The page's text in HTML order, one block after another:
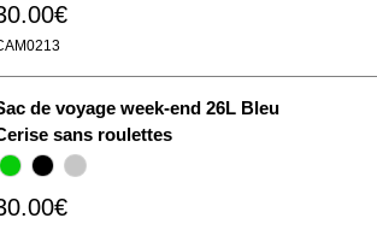
de voyage week-end 26L Bleu
sans roulettes